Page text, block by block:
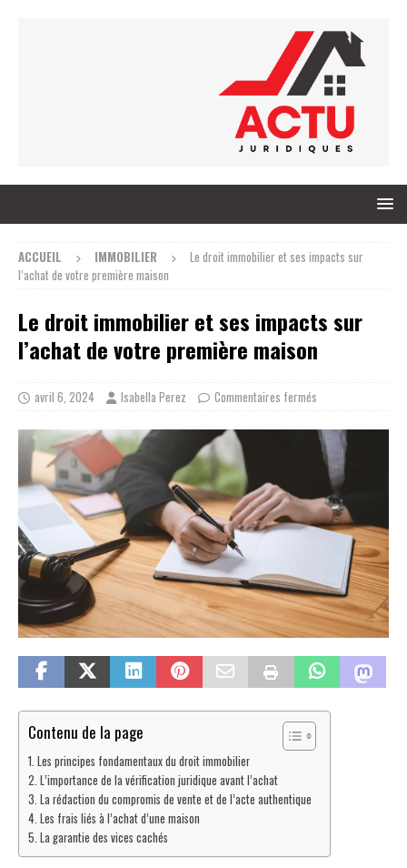
ACCUEIL IMMOBILIER
Le droit immobilier et ses impacts sur
l’achat de votre première maison
Le droit immobilier et ses impacts sur
l’achat de votre première maison
avril 6, 2024 Isabella Perez Commentaires fermés
Contenu de la page
Les principes fondamentaux du droit immobilier
L’importance de la vérification juridique avant l’achat
La rédaction du compromis de vente et de l’acte authentique
Les frais liés à l’achat d’une maison
La garantie des vices cachés